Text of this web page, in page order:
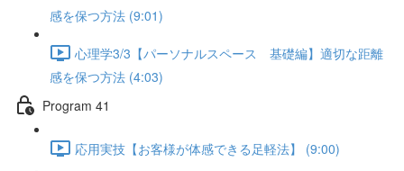
感を保つ方法 (9:01)
心理学3/3【パーソナルスペース 基礎編】適切な距離
感を保つ方法 (4:03)
Program 41
応用実技【お客様が体感できる足軽法】 (9:00)